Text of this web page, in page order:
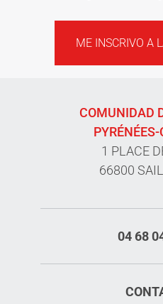
ME INSCRIVO A
COMUNIDAD
1 PLACE
66800
04 68